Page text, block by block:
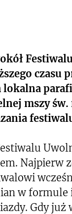
lokalna
mszy
Najpierw
w
Gdy już